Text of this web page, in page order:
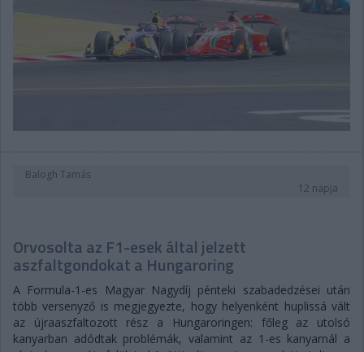
Balogh Tamás
12 napja
Orvosolta az F1-esek által jelzett
aszfaltgondokat a Hungaroring
A Formula-1-es Magyar Nagydíj pénteki szabadedzései után
több versenyző is megjegyezte, hogy helyenként huplissá vált
az újraaszfaltozott rész a Hungaroringen: főleg az utolsó
kanyarban adódtak problémák, valamint az 1-es kanyarnál a